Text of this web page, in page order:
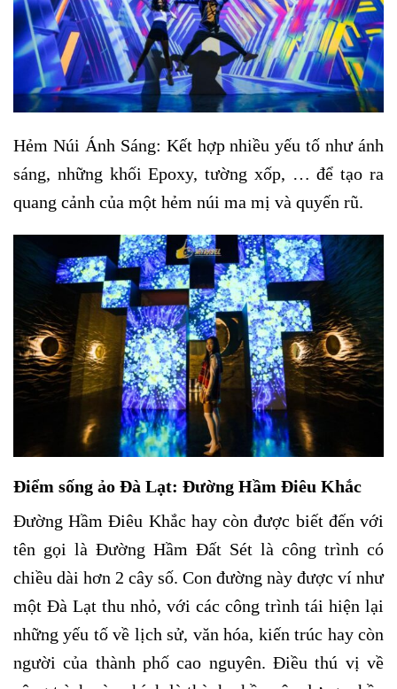
Hẻm Núi Ánh Sáng: Kết hợp nhiều yếu tố như ánh
sáng, những khối Epoxy, tường xốp, … để tạo ra
quang cảnh của một hẻm núi ma mị và quyến rũ.
Điểm sống ảo Đà Lạt: Đường Hầm Điêu Khắc
Đường Hầm Điêu Khắc hay còn được biết đến với
tên gọi là Đường Hầm Đất Sét là công trình có
chiều dài hơn 2 cây số. Con đường này được ví như
một Đà Lạt thu nhỏ, với các công trình tái hiện lại
những yếu tố về lịch sử, văn hóa, kiến trúc hay còn
người của thành phố cao nguyên. Điều thú vị về